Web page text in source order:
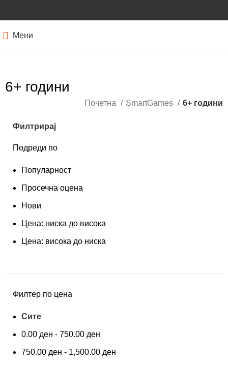
Мени
6+ години
Почетна SmartGames 6+ години
Филтрирај
Подреди по
Популарност
Просечна оцена
Нови
Цена: ниска до висока
Цена: висока до ниска
Филтер по цена
Сите
0.00 ден - 750.00 ден
750.00 ден - 1,500.00 ден